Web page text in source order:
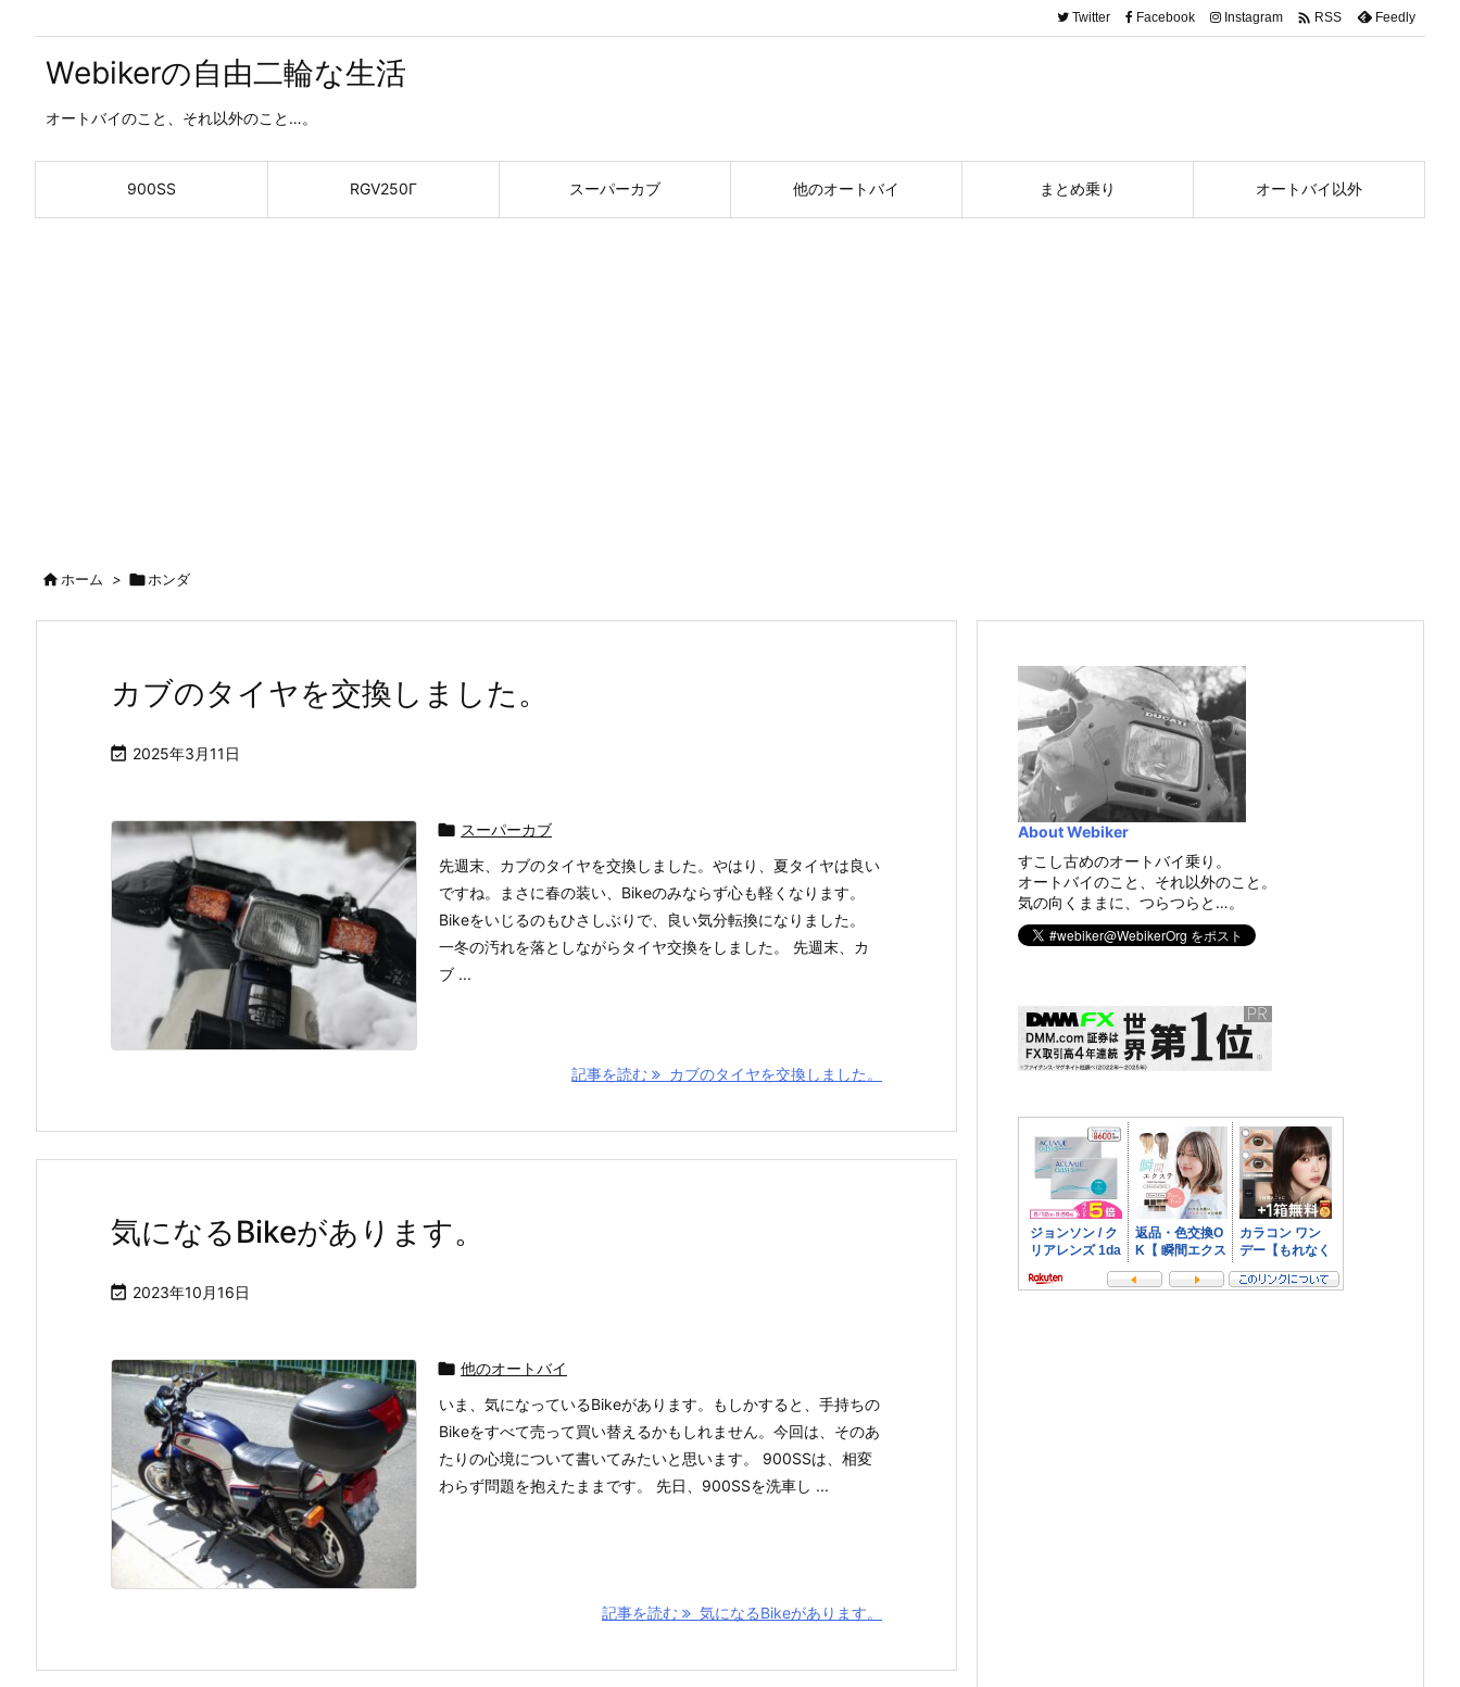
Webikerの自由二輪な生活
オートバイのこと、それ以外のこと…。
900SS RGV250Γ スーパーカブ 他のオートバイ まとめ乗り オートバイ以外
Twitter Facebook Instagram  RSS Feedly
ホーム > ホンダ
カブのタイヤを交換しました。
 2025年3月11日
 スーパーカブ
先週末、カブのタイヤを交換しました。やはり、夏タイヤは良い
ですね。まさに春の装い、Bikeのみならず心も軽くなります。
Bikeをいじるのもひさしぶりで、良い気分転換になりました。
一冬の汚れを落としながらタイヤ交換をしました。 先週末、カ
ブ ...
記事を読む カブのタイヤを交換しました。
気になるBikeがあります。
 2023年10月16日
 他のオートバイ
いま、気になっているBikeがあります。もしかすると、手持ちの
Bikeをすべて売って買い替えるかもしれません。今回は、そのあ
たりの心境について書いてみたいと思います。 900SSは、相変
わらず問題を抱えたままです。 先日、900SSを洗車し ...
記事を読む 気になるBikeがあります。
About Webiker
すこし古めのオートバイ乗り。
オートバイのこと、それ以外のこと。
気の向くままに、つらつらと…。